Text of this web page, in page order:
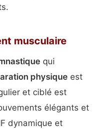
musculaire
qui
physique est
et ciblé est
élégants et
dynamique et